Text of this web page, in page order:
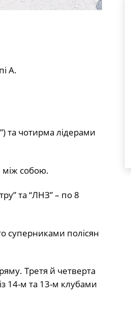
А.
та чотирма лідерами
між собою.
та “ЛНЗ” – по 8
суперниками полісян
Третя й четверта
14-м та 13-м клубами